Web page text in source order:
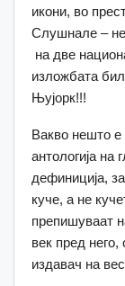
икони, во
Слушнале –
на две
изложбата
Њујорк!!!
Вакво нешто е
антологија на
дефиниција,
куче, а не
препишуваат
век пред
издавач на